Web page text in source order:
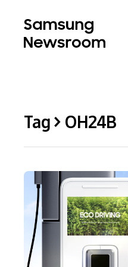
Tag > OH24B